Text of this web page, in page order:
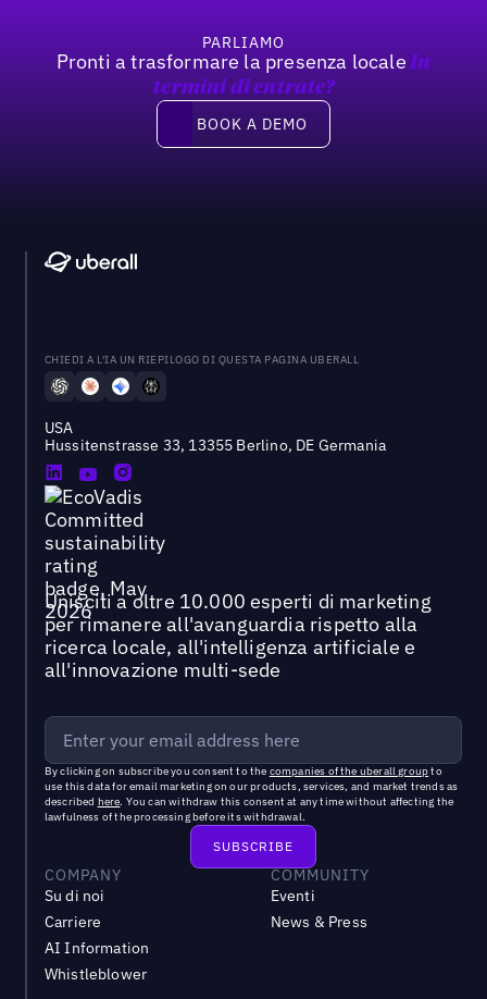
PARLIAMO
Pronti a trasformare la presenza locale In
termini di entrate?
Book a demo
BOOK A DEMO
CHIEDI A L'IA UN RIEPILOGO DI QUESTA PAGINA UBERALL
USA
Hussitenstrasse 33, 13355 Berlino, DE Germania
Unisciti a oltre 10.000 esperti di marketing
per rimanere all'avanguardia rispetto alla
ricerca locale, all'intelligenza artificiale e
all'innovazione multi-sede
By clicking on subscribe you consent to the companies of the uberall groupto
use this data for email marketing on our products, services, and market trends as
described here. You can withdraw this consent at any time without affecting the
lawfulness of the processing before its withdrawal.
COMPANY
Su di noi
Carriere
AI Information
Whistleblower
COMMUNITY
Eventi
News & Press